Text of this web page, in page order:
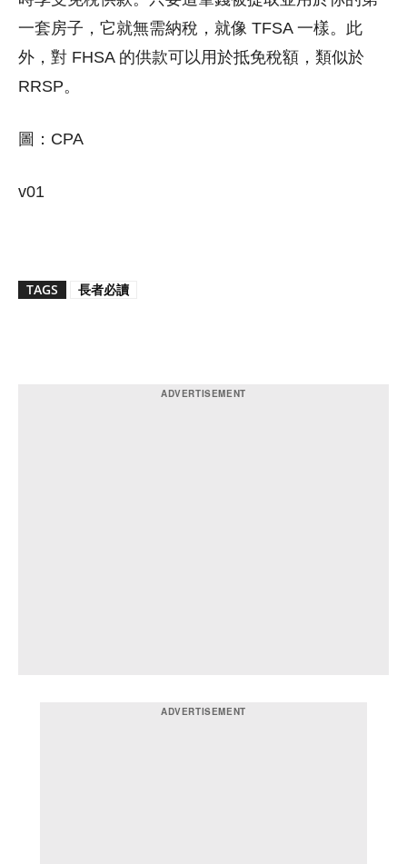
一套房子，它就無需納稅，就像 TFSA 一樣。此
外，對 FHSA 的供款可以用於抵免稅額，類似於
RRSP。
圖：CPA
v01
TAGS 長者必讀